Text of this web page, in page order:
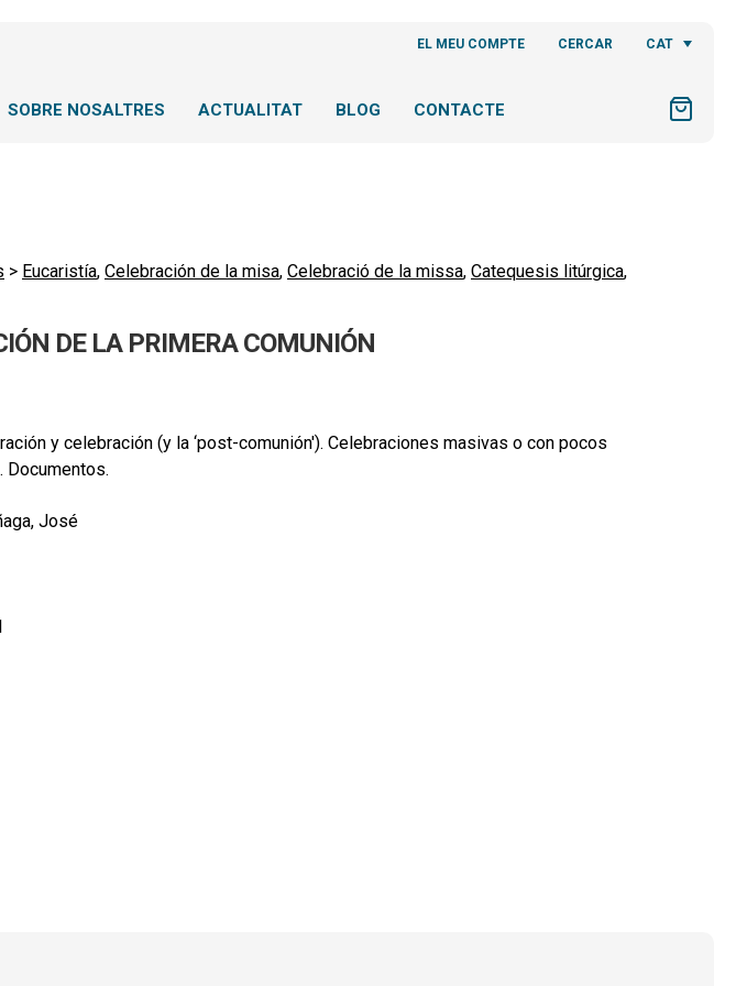
EL MEU COMPTE CERCAR CAT
SOBRE NOSALTRES ACTUALITAT BLOG CONTACTE
> Eucaristía, Celebración de la misa, Celebració de la missa, Catequesis litúrgica,
DE LA PRIMERA COMUNIÓN
y celebración (y la ‘post-comunión'). Celebraciones masivas o con pocos
Documentos.
José